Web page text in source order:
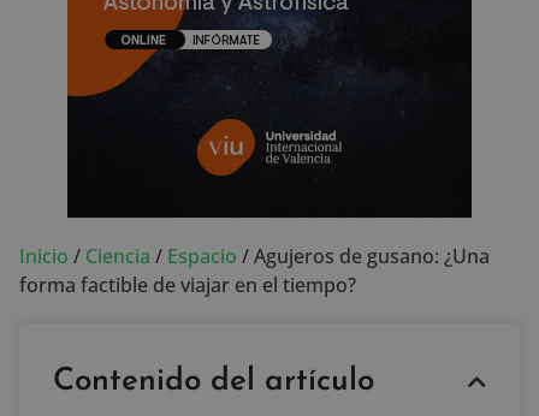
Inicio / Ciencia / Espacio /Agujeros de gusano: ¿Una
forma factible de viajar en el tiempo?
Contenido del artículo